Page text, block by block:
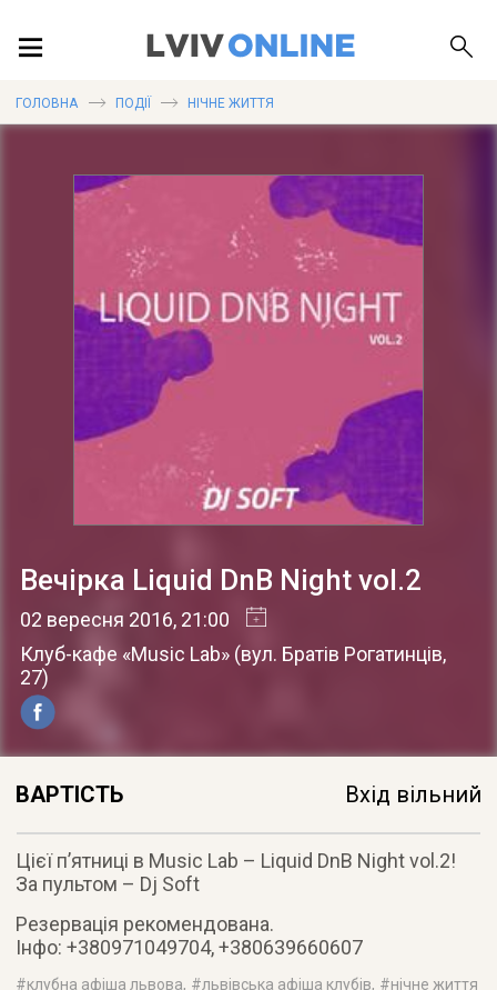
ПУБЛІКАЦІЇ
ГОЛОВНА ПОДІЇ НІЧНЕ ЖИТТЯ
Вечірка Liquid DnB Night vol.2
02 вересня 2016, 21:00
Клуб-кафе «Music Lab» (вул. Братів Рогатинців,
27)
ВАРТІСТЬ Вхід вільний
Цієї п’ятниці в Music Lab – Liquid DnB Night vol.2!
За пультом – Dj Soft
Резервація рекомендована.
Інфо: +380971049704, +380639660607
#клубна афіша львова, #львівська афіша клубів, #нічне життя